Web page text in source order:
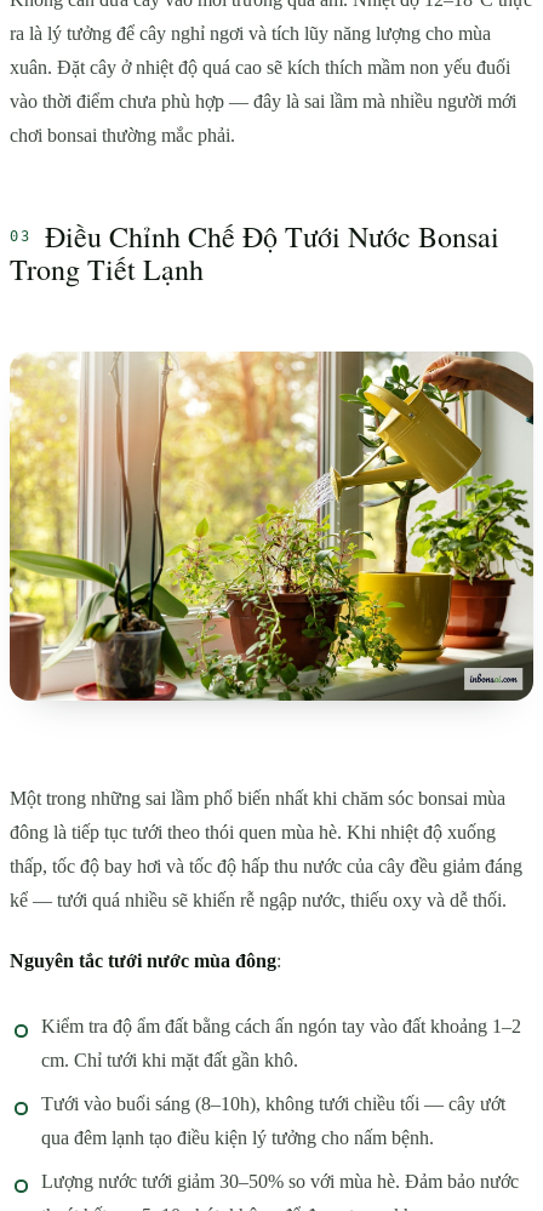
ra là lý tưởng để cây nghỉ ngơi và tích lũy năng lượng cho mùa
xuân. Đặt cây ở nhiệt độ quá cao sẽ kích thích mầm non yếu đuối
vào thời điểm chưa phù hợp — đây là sai lầm mà nhiều người mới
chơi bonsai thường mắc phải.
Điều Chỉnh Chế Độ Tưới Nước Bonsai
Trong Tiết Lạnh
Một trong những sai lầm phổ biến nhất khi chăm sóc bonsai mùa
đông là tiếp tục tưới theo thói quen mùa hè. Khi nhiệt độ xuống
thấp, tốc độ bay hơi và tốc độ hấp thu nước của cây đều giảm đáng
kể — tưới quá nhiều sẽ khiến rễ ngập nước, thiếu oxy và dễ thối.
Nguyên tắc tưới nước mùa đông:
Kiểm tra độ ẩm đất bằng cách ấn ngón tay vào đất khoảng 1–2
cm. Chỉ tưới khi mặt đất gần khô.
Tưới vào buổi sáng (8–10h), không tưới chiều tối — cây ướt
qua đêm lạnh tạo điều kiện lý tưởng cho nấm bệnh.
Lượng nước tưới giảm 30–50% so với mùa hè. Đảm bảo nước